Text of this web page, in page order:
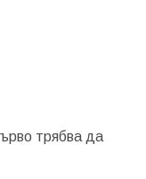
трябва да